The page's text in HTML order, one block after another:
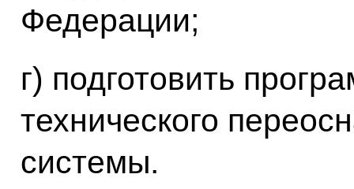
Федерации;
г) подготовить
технического
системы.